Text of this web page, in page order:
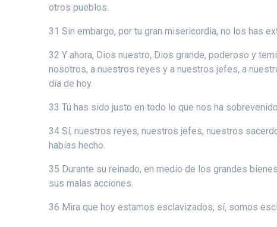
otros pueblos.
31 Sin embargo, por tu gran misericordia, no los has
32 Y ahora, Dios nuestro, Dios grande, poderoso y
nosotros, a nuestros reyes y a nuestros jefes, a
día de hoy.
33 Tú has sido justo en todo lo que nos ha
34 Sí, nuestros reyes, nuestros jefes, nuestros
habías hecho.
35 Durante su reinado, en medio de los grandes
sus malas acciones.
36 Mira que hoy estamos esclavizados, sí, somos